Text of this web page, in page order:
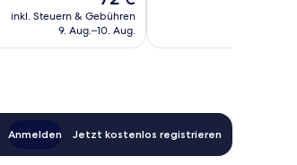
Preis
beträgt
inkl. Steuern & Gebühren
9. Aug.–10. Aug.
Anmelden Jetzt kostenlos registrieren